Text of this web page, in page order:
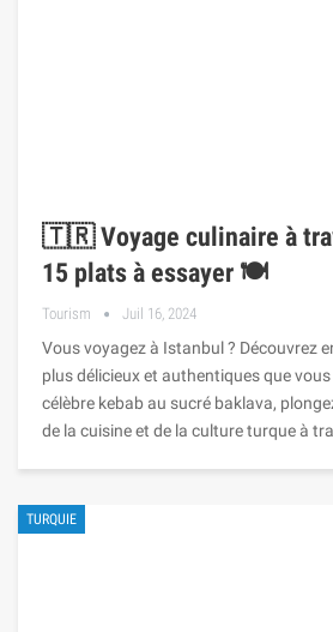
🇹🇷 Voyage culinaire à
15 plats à essayer 🍽️
Tourism Juil 16, 2024
Vous voyagez à Istanbul ? Découvrez
plus délicieux et authentiques que vous
célèbre kebab au sucré baklava,
de la cuisine et de la culture turque à
TURQUIE